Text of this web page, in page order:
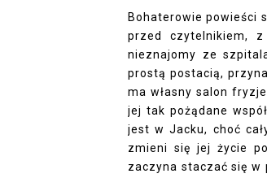
Bohaterowie powieści
przed czytelnikiem,
nieznajomy ze
prostą postacią,
ma własny salon
jej tak pożądane
jest w Jacku, choć
zmieni się jej życie
zaczyna staczać się w